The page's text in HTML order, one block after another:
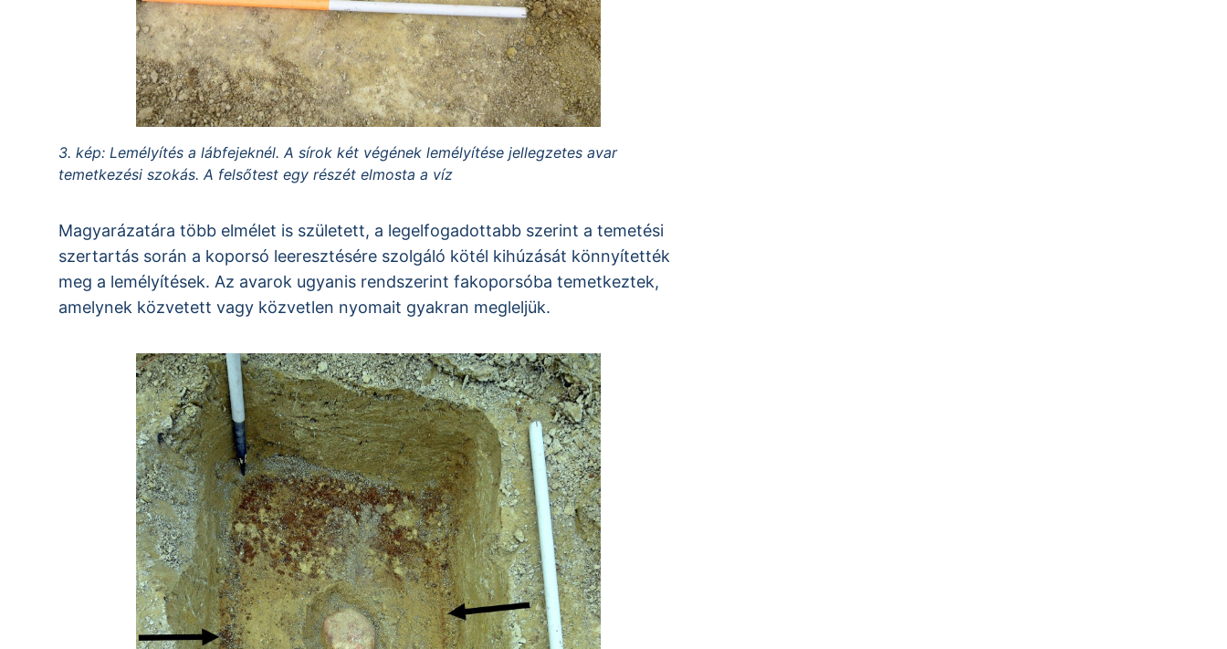
3. kép: Lemélyítés a lábfejeknél. A sírok két végének lemélyítése jellegzetes avar
temetkezési szokás. A felsőtest egy részét elmosta a víz
Magyarázatára több elmélet is született, a legelfogadottabb szerint a temetési
szertartás során a koporsó leeresztésére szolgáló kötél kihúzását könnyítették
meg a lemélyítések. Az avarok ugyanis rendszerint fakoporsóba temetkeztek,
amelynek közvetett vagy közvetlen nyomait gyakran megleljük.